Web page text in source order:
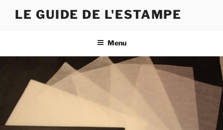
LE GUIDE DE L'ESTAMPE
Menu